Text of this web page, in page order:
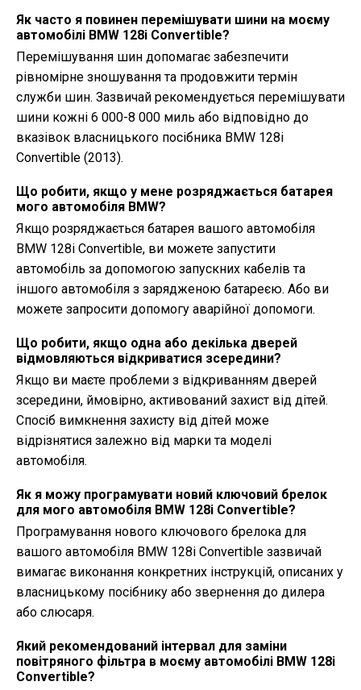
Як часто я повинен перемішувати шини на моєму
автомобілі BMW 128i Convertible?
Перемішування шин допомагає забезпечити
рівномірне зношування та продовжити термін
служби шин. Зазвичай рекомендується перемішувати
шини кожні 6 000-8 000 миль або відповідно до
вказівок власницького посібника BMW 128i
Convertible (2013).
Що робити, якщо у мене розряджається батарея
мого автомобіля BMW?
Якщо розряджається батарея вашого автомобіля
BMW 128i Convertible, ви можете запустити
автомобіль за допомогою запускних кабелів та
іншого автомобіля з зарядженою батареєю. Або ви
можете запросити допомогу аварійної допомоги.
Що робити, якщо одна або декілька дверей
відмовляються відкриватися зсередини?
Якщо ви маєте проблеми з відкриванням дверей
зсередини, ймовірно, активований захист від дітей.
Спосіб вимкнення захисту від дітей може
відрізнятися залежно від марки та моделі
автомобіля.
Як я можу програмувати новий ключовий брелок
для мого автомобіля BMW 128i Convertible?
Програмування нового ключового брелока для
вашого автомобіля BMW 128i Convertible зазвичай
вимагає виконання конкретних інструкцій, описаних у
власницькому посібнику або звернення до дилера
або слюсаря.
Який рекомендований інтервал для заміни
повітряного фільтра в моєму автомобілі BMW 128i
Convertible?